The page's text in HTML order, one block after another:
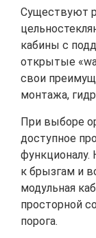
Существуют
кабины с
открытые
свои
монтажа,
При выборе
доступное
функционалу.
к брызгам и
модульная
просторной
порога.